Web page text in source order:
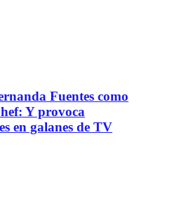
Fuentes como
Y provoca
en galanes de TV